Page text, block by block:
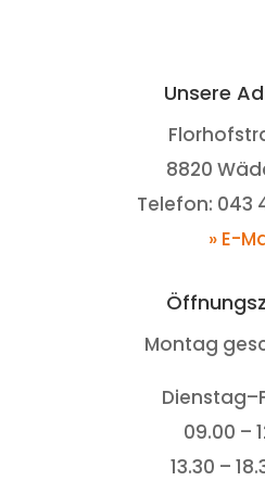
Unsere
8820
Telefon: 043
» E-
Montag
09.00 –
13.30 –